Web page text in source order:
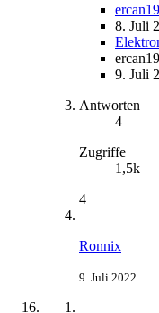
8. Juli
9. Juli
Antworten
4
Zugriffe
1,5k
4
Ronnix
9. Juli 2022